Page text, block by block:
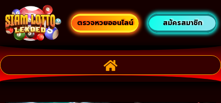
ตรวจหวยออนไลน์ สมัครสมาชิก